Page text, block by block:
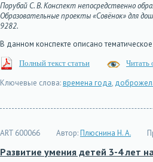
Порубай С. В. Конспект непосредственно
Образовательные проекты «Совёнок» для
9282.
В данном конспекте описано
Полный текст статьи Читать
Ключевые слова:времена года,
ART 600066 Автор:Плюснина Н. А.
Развитие умения детей 3-4 лет